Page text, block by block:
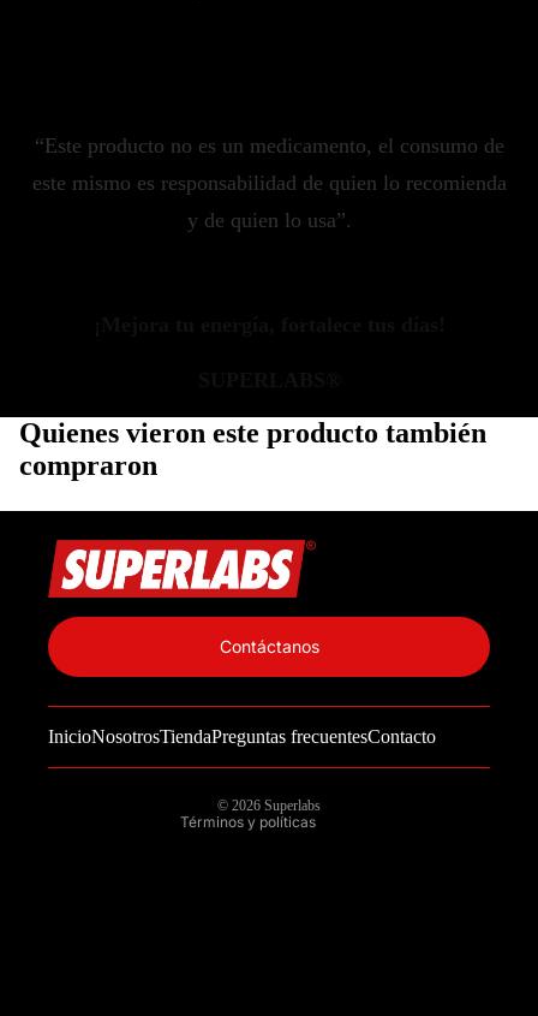
“Este producto no es un medicamento, el consumo de
este mismo es responsabilidad de quien lo recomienda
y de quien lo usa”.
Quienes vieron este producto también
compraron
InicioNosotrosTiendaPreguntas frecuentesContacto
Contáctanos
© 2026 Superlabs
Términos y políticas
Información de contacto
Política de reembolso
Términos del servicio
Política de envío